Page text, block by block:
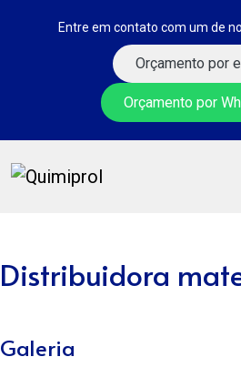
Entre em contato com um de
Orçamento por
Orçamento por
Distribuidora
Galeria